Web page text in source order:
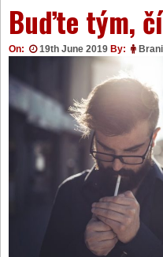
Buďte tým,
On: 19th June 2019 By: